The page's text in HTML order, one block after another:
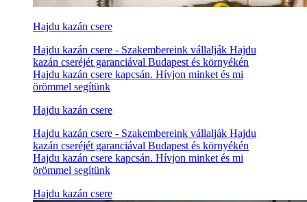
Hajdu kazán csere
Hajdu kazán csere - Szakembereink vállalják Hajdu
kazán cseréjét garanciával Budapest és környékén
Hajdu kazán csere kapcsán. Hívjon minket és mi
örömmel segítünk
Hajdu kazán csere
Hajdu kazán csere - Szakembereink vállalják Hajdu
kazán cseréjét garanciával Budapest és környékén
Hajdu kazán csere kapcsán. Hívjon minket és mi
örömmel segítünk
Hajdu kazán csere